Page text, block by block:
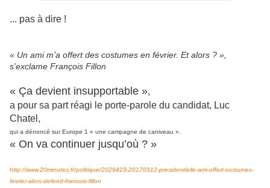
... pas à dire !
« Un ami m’a offert des costumes en février. Et alors ? »,
s’exclame François Fillon
« Ça devient insupportable »,
a pour sa part réagi le porte-parole du candidat, Luc
Chatel,
qui a dénoncé sur Europe 1 « une campagne de caniveau ».
« On va continuer jusqu’où ? »
http://www.20minutes.fr/politique/2029423-20170312-presidentielle-ami-offert-costumes-
fevrier-alors-defend-francois-fillon